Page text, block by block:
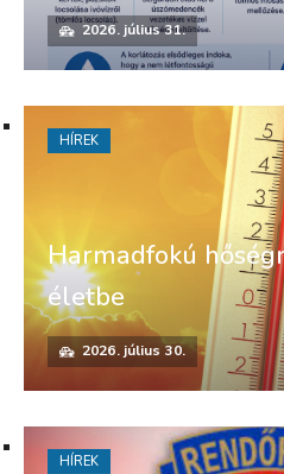
2026. július 31.
Harmadfokú
életbe
2026. július 30.
HÍREK
HÍREK